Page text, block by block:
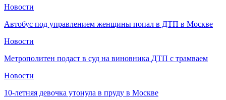
Новости
Автобус под управлением женщины попал в ДТП в Москве
Новости
Метрополитен подаст в суд на виновника ДТП с трамваем
Новости
10-летняя девочка утонула в пруду в Москве